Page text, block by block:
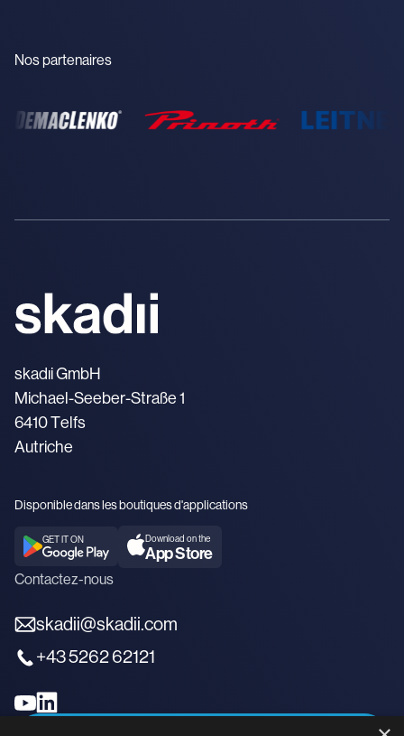
Nos partenaires
skadıi GmbH
Michael-Seeber-Straße 1
6410 Telfs
Autriche
Disponible dans les boutiques d'applications
GET IT ON Download on the
App Store
Contactez-nous
skadii@skadii.com
+43 5262 62121